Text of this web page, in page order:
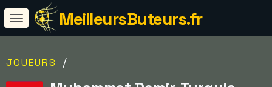
MeilleursButeurs.fr
JOUEURS /